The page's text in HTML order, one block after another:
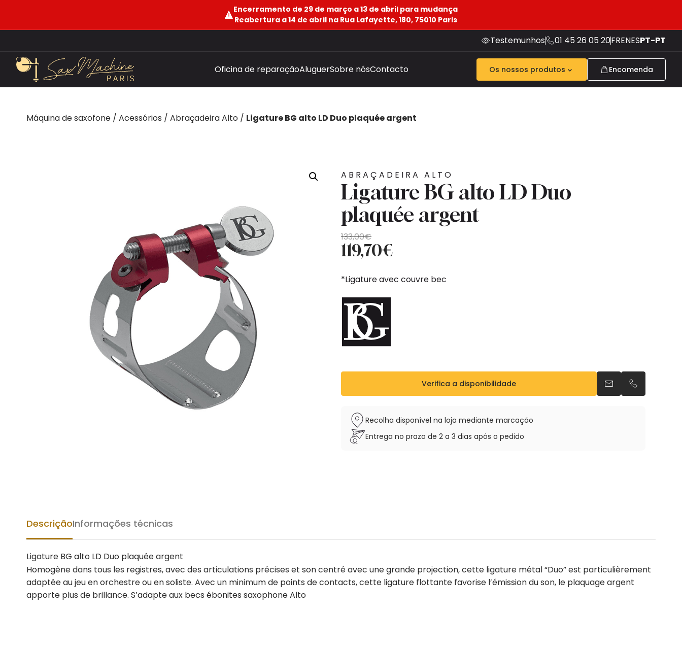
Encerramento de 29 de março a 13 de abril para mudança
Reabertura a 14 de abril na Rua Lafayette, 180, 75010 Paris
Testemunhos 01 45 26 05 20FRENESPT-PT
Oficina de reparaçãoAluguerSobre nósContacto Os nossos produtos Encomenda
Máquina de saxofone / Acessórios / Abraçadeira Alto / Ligature BG alto LD Duo plaquée argent
ABRAÇADEIRA ALTO
Ligature BG alto LD Duo
plaquée argent
133,00€
O
preço
original
era:
119,70€
O
preço
é:
*Ligature avec couvre bec
Verifica a disponibilidade Envia um e-mail
Telefonar
Recolha disponível na loja mediante marcação
Entrega no prazo de 2 a 3 dias após o pedido
DescriçãoInformações técnicas
Ligature BG alto LD Duo plaquée argent
Homogène dans tous les registres, avec des articulations précises et son centré avec une grande projection, cette ligature métal “Duo” est particulièrement
adaptée au jeu en orchestre ou en soliste. Avec un minimum de points de contacts, cette ligature flottante favorise l’émission du son, le plaquage argent
apporte plus de brillance. S’adapte aux becs ébonites saxophone Alto